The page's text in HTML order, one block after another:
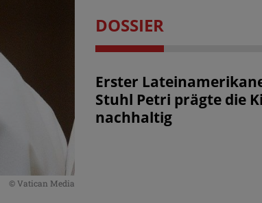
DOSSIER
Erster
Stuhl Petri prägte die
nachhaltig
© Vatican Media